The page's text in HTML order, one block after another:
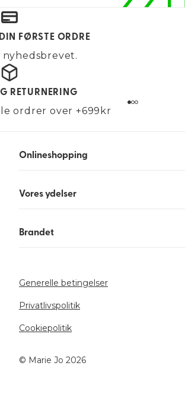
FØRSTE ORDRE
RETURNERING
ordrer over +699kr
Onlineshopping
Vores ydelser
Brandet
Generelle betingelser
Privatlivspolitik
Cookiepolitik
©️ Marie Jo 2026